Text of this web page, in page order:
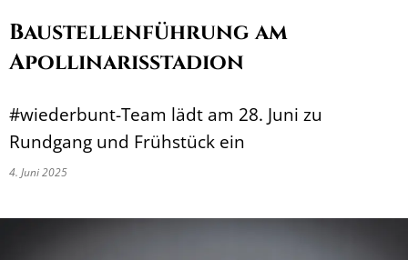
Baustellenführung am
Apollinarisstadion
#wiederbunt-Team lädt am 28. Juni zu
Rundgang und Frühstück ein
4. Juni 2025